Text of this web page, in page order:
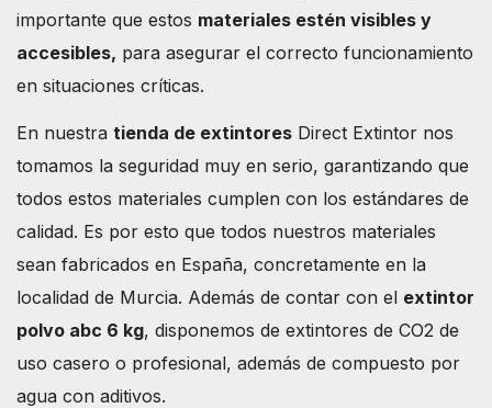
importante que estos materiales estén visibles y
accesibles, para asegurar el correcto funcionamiento
en situaciones críticas.
En nuestra tienda de extintores Direct Extintor nos
tomamos la seguridad muy en serio, garantizando que
todos estos materiales cumplen con los estándares de
calidad. Es por esto que todos nuestros materiales
sean fabricados en España, concretamente en la
localidad de Murcia. Además de contar con el extintor
polvo abc 6 kg, disponemos de extintores de CO2 de
uso casero o profesional, además de compuesto por
agua con aditivos.